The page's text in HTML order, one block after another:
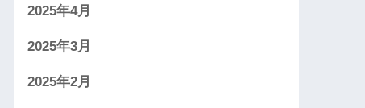
2025年4月
2025年3月
2025年2月